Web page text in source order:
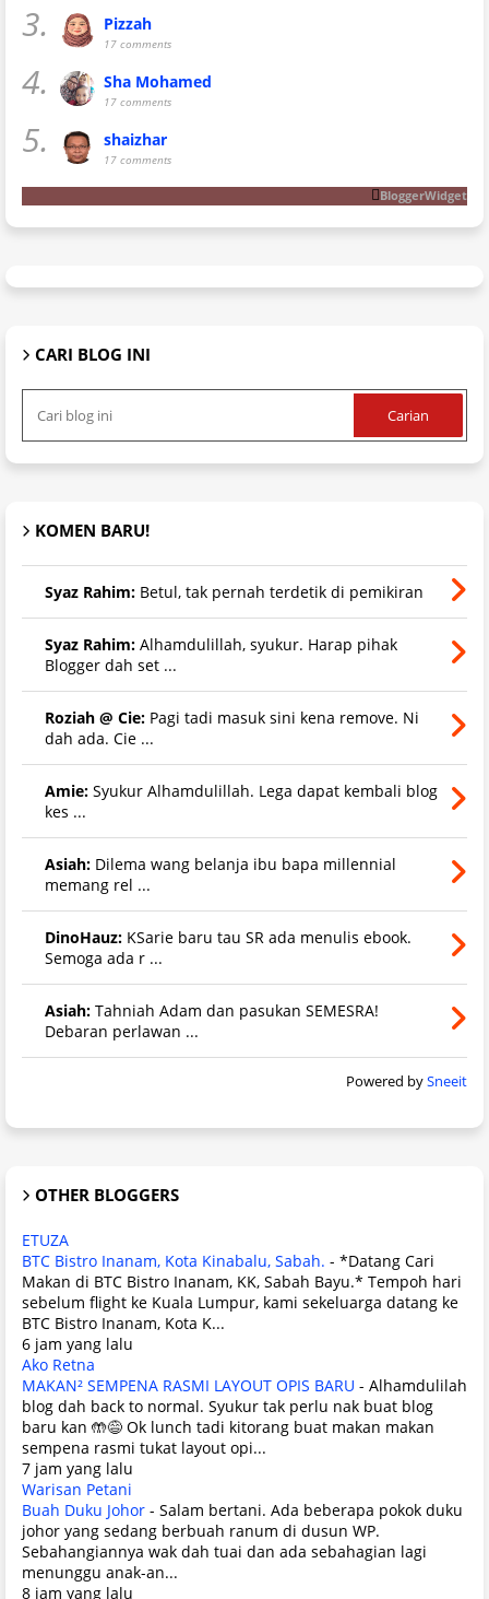
3. Pizzah
17 comments
4. Sha Mohamed
17 comments
5. shaizhar
17 comments
BloggerWidget
CARI BLOG INI
KOMEN BARU!
Syaz Rahim: Betul, tak pernah terdetik di pemikiran
Syaz Rahim: Alhamdulillah, syukur. Harap pihak
Blogger dah set ...
Roziah @ Cie: Pagi tadi masuk sini kena remove. Ni
dah ada. Cie ...
Amie: Syukur Alhamdulillah. Lega dapat kembali blog
kes ...
Asiah: Dilema wang belanja ibu bapa millennial
memang rel ...
DinoHauz: KSarie baru tau SR ada menulis ebook.
Semoga ada r ...
Asiah: Tahniah Adam dan pasukan SEMESRA!
Debaran perlawan ...
Powered bySneeit
OTHER BLOGGERS
ETUZA
BTC Bistro Inanam, Kota Kinabalu, Sabah. - *Datang Cari
Makan di BTC Bistro Inanam, KK, Sabah Bayu.* Tempoh hari
sebelum flight ke Kuala Lumpur, kami sekeluarga datang ke
BTC Bistro Inanam, Kota K...
6 jam yang lalu
Ako Retna
MAKAN² SEMPENA RASMI LAYOUT OPIS BARU - Alhamdulilah
blog dah back to normal. Syukur tak perlu nak buat blog
baru kan 🤲😅 Ok lunch tadi kitorang buat makan makan
sempena rasmi tukat layout opi...
7 jam yang lalu
Warisan Petani
Buah Duku Johor - Salam bertani. Ada beberapa pokok duku
johor yang sedang berbuah ranum di dusun WP.
Sebahangiannya wak dah tuai dan ada sebahagian lagi
menunggu anak-an...
8 jam yang lalu